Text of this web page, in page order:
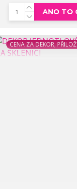
ANO TO
CENA ZA DEKOR,